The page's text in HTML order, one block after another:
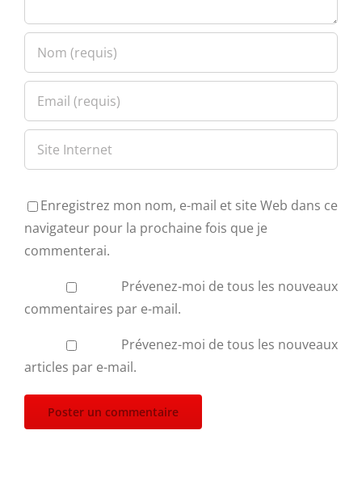
Enregistrez mon nom, e-mail et site Web dans ce
navigateur pour la prochaine fois que je
commenterai.
Prévenez-moi de tous les nouveaux
commentaires par e-mail.
Prévenez-moi de tous les nouveaux
articles par e-mail.